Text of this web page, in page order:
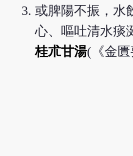
或脾陽不振，水
心、嘔吐清水痰
桂朮甘湯(《金匱